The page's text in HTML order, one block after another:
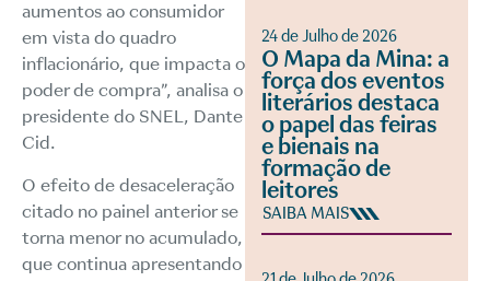
aumentos ao consumidor
em vista do quadro
inflacionário, que impacta o
poder de compra”, analisa o
presidente do SNEL, Dante
Cid.
O efeito de desaceleração
citado no painel anterior se
torna menor no acumulado,
que continua apresentando
24 de Julho de 2026
O Mapa da Mina: a
força dos eventos
literários destaca
o papel das feiras
e bienais na
formação de
leitores
SAIBA MAIS